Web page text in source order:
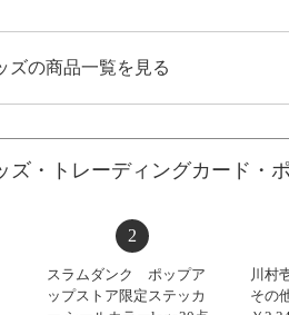
ズの商品一覧を見る
ズ・トレーディングカード・
2
スラムダンク ポップア
ップストア限定ステッカ
川村
その